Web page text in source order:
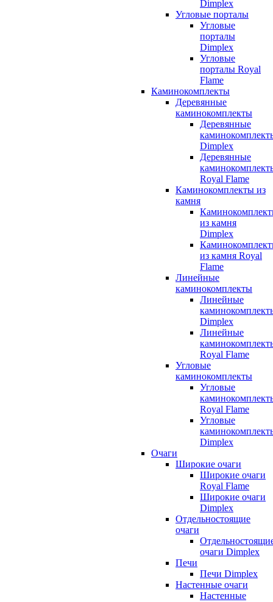
Dimplex
Угловые порталы
Угловые
порталы
Dimplex
Угловые
порталы Royal
Flame
Каминокомплекты
Деревянные
каминокомплекты
Деревянные
Dimplex
Деревянные
Royal Flame
Каминокомплекты из
камня
из камня
Dimplex
из камня Royal
Flame
Линейные
каминокомплекты
Линейные
Dimplex
Линейные
Royal Flame
Угловые
каминокомплекты
Угловые
Royal Flame
Угловые
Dimplex
Очаги
Широкие очаги
Широкие очаги
Royal Flame
Широкие очаги
Dimplex
Отдельностоящие
очаги
очаги Dimplex
Печи
Печи Dimplex
Настенные очаги
Настенные